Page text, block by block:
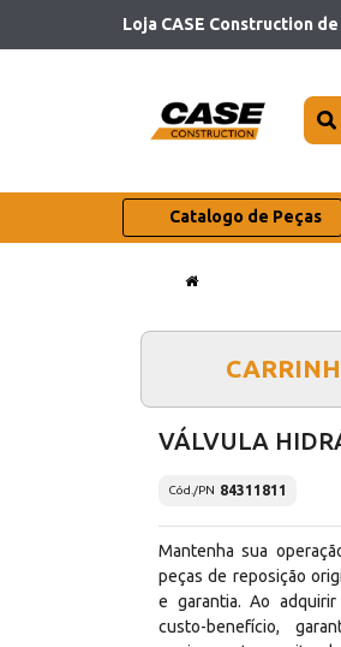
Loja CASE Construction
Catalogo de Peças
VÁLVULA
Cód./PN 84311811
Mantenha sua
peças de reposição
e garantia. Ao
custo-benefício,